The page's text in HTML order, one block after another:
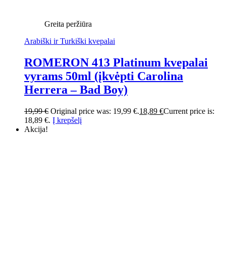
Greita peržiūra
Arabiški ir Turkiški kvepalai
ROMERON 413 Platinum kvepalai
vyrams 50ml (įkvėpti Carolina
Herrera – Bad Boy)
19,99€ Original price was: 19,99 €.18,89 €Current price is:
18,89 €. Į krepšelį
Akcija!